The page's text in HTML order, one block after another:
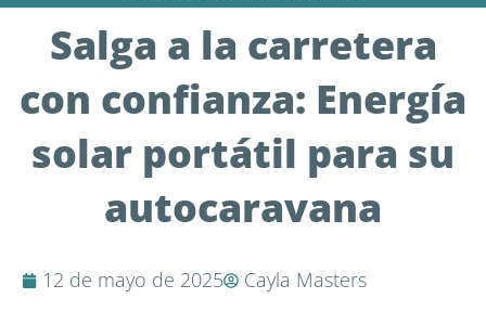
Salga a la carretera
con confianza: Energía
solar portátil para su
autocaravana
12 de mayo de 2025 Cayla Masters